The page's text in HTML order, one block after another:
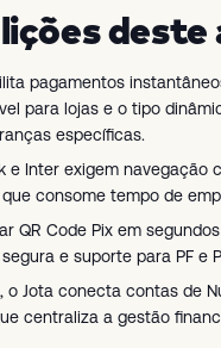
pagamentos
para lojas e o tipo
específicas.
e Inter exigem navegação
consome tempo de
QR Code Pix em
e suporte para PF e
o Jota conecta contas de
centraliza a gestão